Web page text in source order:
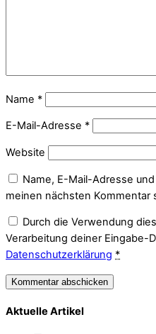
Name *
E-Mail-Adresse *
Website
Name, E-Mail-Adresse
meinen nächsten Kommentar
Durch die Verwendung
Verarbeitung deiner Eingabe-
Datenschutzerklärung *
Aktuelle Artikel